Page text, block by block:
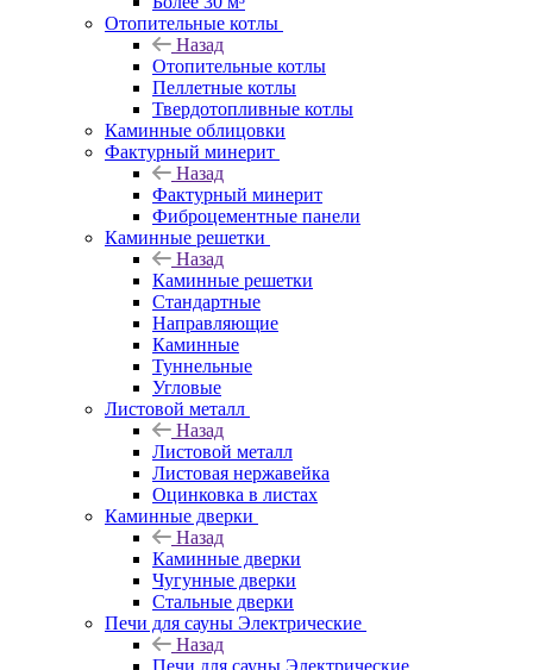
Отопительные котлы
Назад
Отопительные котлы
Пеллетные котлы
Твердотопливные котлы
Каминные облицовки
Фактурный минерит
Назад
Фактурный минерит
Фиброцементные панели
Каминные решетки
Назад
Каминные решетки
Стандартные
Направляющие
Каминные
Туннельные
Угловые
Листовой металл
Назад
Листовой металл
Листовая нержавейка
Оцинковка в листах
Каминные дверки
Назад
Каминные дверки
Чугунные дверки
Стальные дверки
Печи для сауны Электрические
Назад
Печи для сауны Электрические